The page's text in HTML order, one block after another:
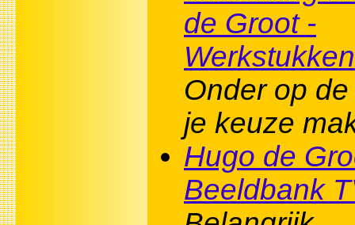
de Groot -
Onder op
je keuze
Hugo de
Beeldbank